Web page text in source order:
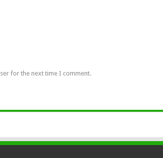
for the next time I comment.